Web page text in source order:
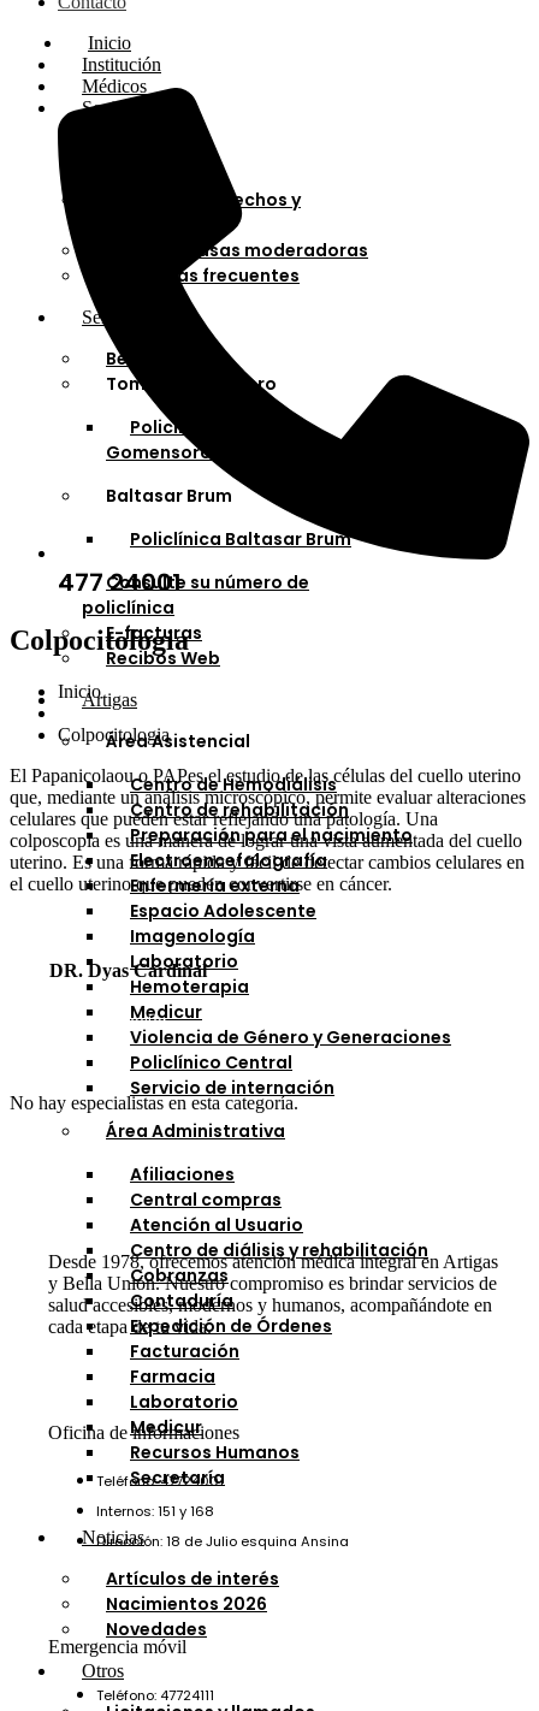
Inicio
Institución
Médicos
Socios
Cartilla de derechos y
Cuotas y tasas moderadoras
Preguntas frecuentes
Servicios
Bella Unión
Tomás Gomensoro
Policlínica Tomás
Gomensoro
Baltasar Brum
Policlínica Baltasar Brum
Consulte su número de
policlínica
E-facturas
Recibos Web
Artigas
Área Asistencial
Centro de Hemodiálisis
Centro de rehabilitación
Preparación para el nacimiento
Electroencefalografía
Enfermería externa
Espacio Adolescente
Imagenología
Laboratorio
Hemoterapia
Medicur
Violencia de Género y Generaciones
Policlínico Central
Servicio de internación
Área Administrativa
Afiliaciones
Central compras
Atención al Usuario
Centro de diálisis y rehabilitación
Cobranzas
Contaduría
Expedición de Órdenes
Facturación
Farmacia
Laboratorio
Medicur
Recursos Humanos
Secretaría
Noticias
Artículos de interés
Nacimientos 2026
Novedades
Otros
477 24001
Colpocitologia
Inicio
Colpocitologia
El Papanicolaou o PAPes el estudio de las células del cuello uterino
que, mediante un análisis microscópico, permite evaluar alteraciones
celulares que pueden estar reflejando una patología. Una
colposcopía es una manera de lograr una vista aumentada del cuello
uterino. Es una forma rápida y fácil de detectar cambios celulares en
el cuello uterino que pueden convertirse en cáncer.
DR. Dyas Cardinal
Specialist Doctor
No hay especialistas en esta categoría.
Desde 1978, ofrecemos atención médica integral en Artigas
y Bella Unión. Nuestro compromiso es brindar servicios de
salud accesibles, modernos y humanos, acompañándote en
cada etapa de tu vida.
Oficina de informaciones
Teléfono: 47724001
Internos: 151 y 168
Dirección: 18 de Julio esquina Ansina
Emergencia móvil
Teléfono: 47724111